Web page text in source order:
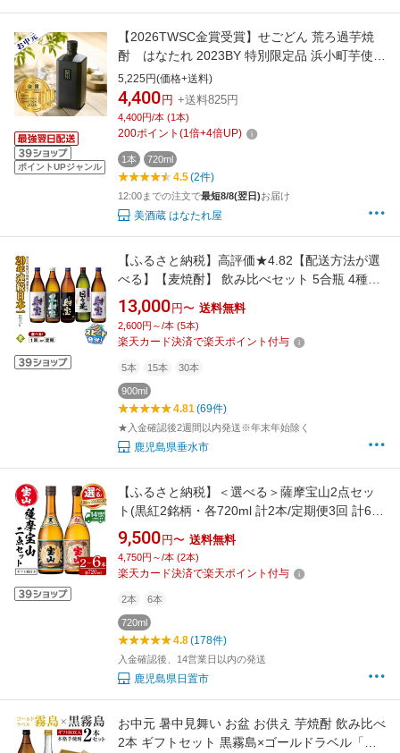
ポイントUPジャンル
【2026TWSC金賞受賞】せごどん 荒ろ過芋焼
酎 はなたれ 2023BY 特別限定品 浜小町芋使用
43゜720ML (初垂れ 引越し 挨拶 ギフト お礼 お
祝い 内祝い 誕生日 いも焼酎 プレゼント 出産内
祝い おしゃれ 酒 おすすめ お父さん 退職祝い
上司 高級 お供え お盆 高級 入手困難)
5,225円(価格+送料)
4,400 円 +送料825円
4,400円/本 (1本)
200ポイント (1倍+4倍UP)
1本 720ml
4.5(2件)
12:00までの注文で最短8/8(翌日)お届け
美酒蔵 はなたれ屋
【ふるさと納税】高評価★4.82【配送方法が選
べる】【麦焼酎】 飲み比べセット 5合瓶 4種5
本セット (通常便：5本 /定期便：5本×3・6回・
計15~30本) 焼酎 900ml アルコール 25度 天然
アルカリ温泉水 財寶温泉 割水 使用 ギフト 贈り
13,000 円〜 送料無料
2,600円～/本 (5本)
楽天カード決済で楽天ポイント付与
5本 15本 30本
900ml
4.81(69件)
★入金確認後2週間以内発送※年末年始除く
鹿児島県垂水市
【ふるさと納税】＜選べる＞薩摩宝山2点セッ
ト(黒紅2銘柄・各720ml 計2本/定期便3回 計6
本) 焼酎 酒 宝山 アルコール 芋焼酎 薩摩芋 薩摩
鹿児島 贈答用 ギフト 化粧箱 セット 飲み比べ
常温 常温配送 常温保存 定期便 頒布会【西酒
9,500 円〜 送料無料
4,750円～/本 (2本)
楽天カード決済で楽天ポイント付与
2本 6本
720ml
4.8(178件)
入金確認後、14営業日以内の発送
鹿児島県日置市
お中元 暑中見舞い お盆 お供え 芋焼酎 飲み比べ
2本 ギフトセット 黒霧島×ゴールドラベル「霧